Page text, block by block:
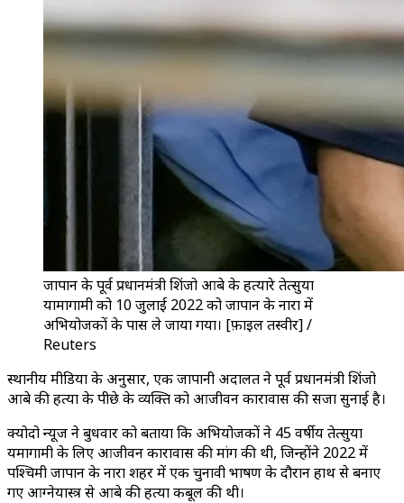
जापान के पूर्व प्रधानमंत्री शिंजो आबे के हत्यारे तेत्सुया
यामागामी को 10 जुलाई 2022 को जापान के नारा में
अभियोजकों के पास ले जाया गया। [फ़ाइल तस्वीर] /
Reuters
स्थानीय मीडिया के अनुसार, एक जापानी अदालत ने पूर्व प्रधानमंत्री शिंजो
आबे की हत्या के पीछे के व्यक्ति को आजीवन कारावास की सजा सुनाई है।
क्योदो न्यूज ने बुधवार को बताया कि अभियोजकों ने 45 वर्षीय तेत्सुया
यमागामी के लिए आजीवन कारावास की मांग की थी, जिन्होंने 2022 में
पश्चिमी जापान के नारा शहर में एक चुनावी भाषण के दौरान हाथ से बनाए
गए आग्नेयास्त्र से आबे की हत्या कबूल की थी।